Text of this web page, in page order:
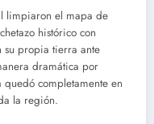
limpiaron el mapa de
histórico con
su propia tierra ante
dramática por
quedó completamente en
la región.